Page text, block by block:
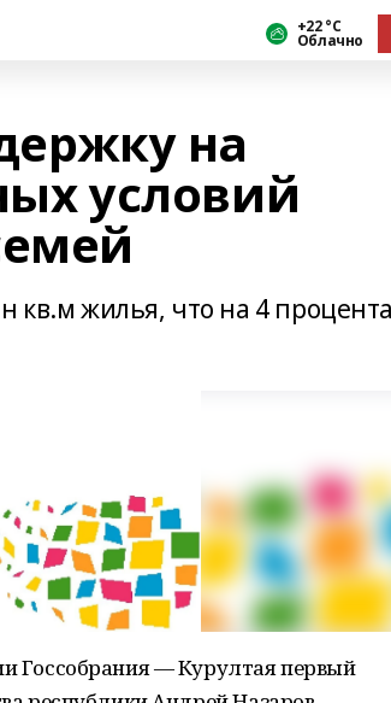
+22 °С
Облачно
на
условий
кв.м жилья, что на 4 процента
Госсобрания — Курултая первый